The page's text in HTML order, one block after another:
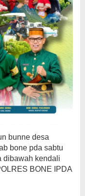
bunne desa
bone pda sabtu
dibawah kendali
BONE IPDA